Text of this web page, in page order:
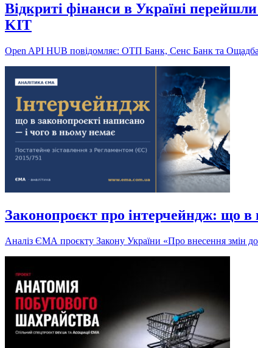
Відкриті фінанси в Україні
KIT
Open API HUB повідомляє: ОТП Банк, Сенс Банк та
Законопроєкт про інтерчейндж: що
Аналіз ЄМА проєкту Закону України «Про внесення змін